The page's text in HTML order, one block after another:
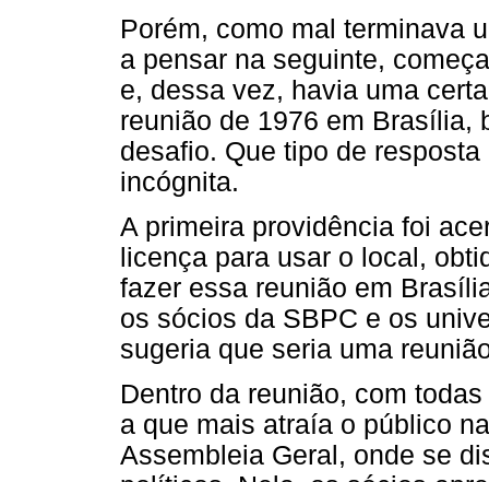
Porém, como mal terminava
a pensar na seguinte,
e, dessa vez, havia uma
reunião de 1976 em Brasília,
desafio. Que tipo de
incógnita.
A primeira providência foi
licença para usar o local,
fazer essa reunião em
os sócios da SBPC e os
sugeria que seria uma
Dentro da reunião, com
a que mais atraía o público
Assembleia Geral, onde se